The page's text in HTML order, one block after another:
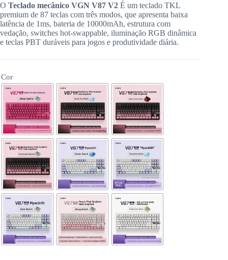
O Teclado mecânico VGN V87 V2 É um teclado TKL
premium de 87 teclas com três modos, que apresenta baixa
latência de 1ms, bateria de 10000mAh, estrutura com
vedação, switches hot-swappable, iluminação RGB dinâmica
e teclas PBT duráveis para jogos e produtividade diária.
Cor